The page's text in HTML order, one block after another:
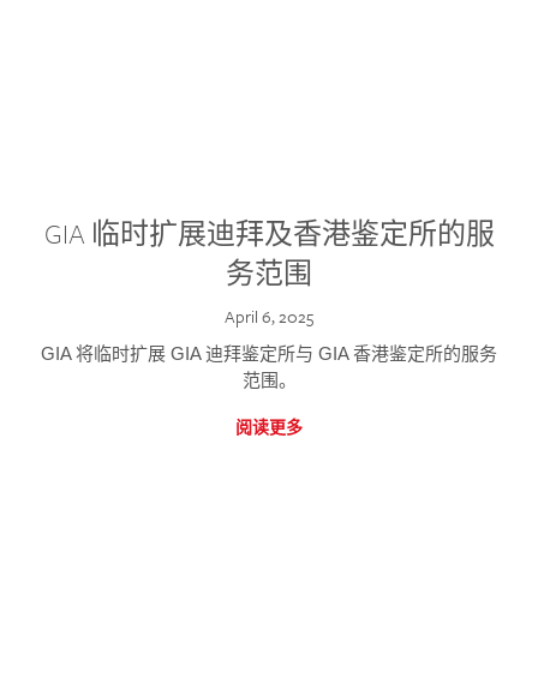
GIA 临时扩展迪拜及香港鉴定所的服
务范围
April 6, 2025
GIA 将临时扩展 GIA 迪拜鉴定所与 GIA 香港鉴定所的服务
范围。
阅读更多